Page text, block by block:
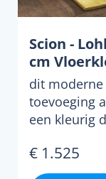
Scion -
cm
dit
toevoeging
een kleurig
€ 1.525